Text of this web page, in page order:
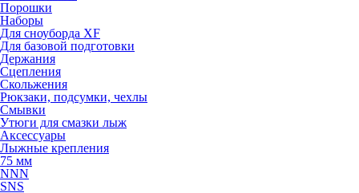
Порошки
Наборы
Для сноуборда XF
Для базовой подготовки
Держания
Сцепления
Скольжения
Рюкзаки, подсумки, чехлы
Смывки
Утюги для смазки лыж
Аксессуары
Лыжные крепления
75 мм
NNN
SNS